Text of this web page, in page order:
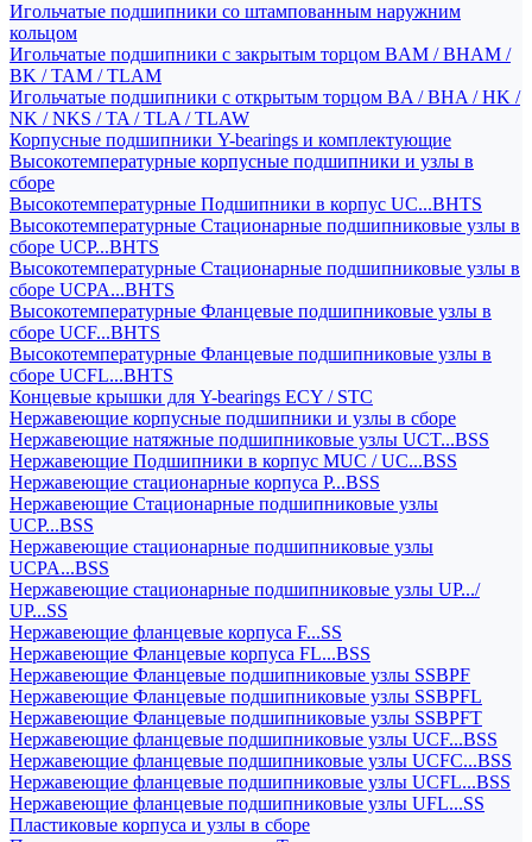
Игольчатые подшипники со штампованным наружним
кольцом
Игольчатые подшипники с закрытым торцом BAM / BHAM /
BK / TAM / TLAM
Игольчатые подшипники с открытым торцом BA / BHA / HK /
NK / NKS / TA / TLA / TLAW
Корпусные подшипники Y-bearings и комплектующие
Высокотемпературные корпусные подшипники и узлы в
сборе
Высокотемпературные Подшипники в корпус UC...BHTS
Высокотемпературные Стационарные подшипниковые узлы в
сборе UCP...BHTS
Высокотемпературные Стационарные подшипниковые узлы в
сборе UCPA...BHTS
Высокотемпературные Фланцевые подшипниковые узлы в
сборе UCF...BHTS
Высокотемпературные Фланцевые подшипниковые узлы в
сборе UCFL...BHTS
Концевые крышки для Y-bearings ECY / STC
Нержавеющие корпусные подшипники и узлы в сборе
Нержавеющие натяжные подшипниковые узлы UCT...BSS
Нержавеющие Подшипники в корпус MUC / UC...BSS
Нержавеющие стационарные корпуса P...BSS
Нержавеющие Стационарные подшипниковые узлы
UCP...BSS
Нержавеющие стационарные подшипниковые узлы
UCPA...BSS
Нержавеющие стационарные подшипниковые узлы UP.../
UP...SS
Нержавеющие фланцевые корпуса F...SS
Нержавеющие Фланцевые корпуса FL...BSS
Нержавеющие Фланцевые подшипниковые узлы SSBPF
Нержавеющие Фланцевые подшипниковые узлы SSBPFL
Нержавеющие Фланцевые подшипниковые узлы SSBPFT
Нержавеющие фланцевые подшипниковые узлы UCF...BSS
Нержавеющие фланцевые подшипниковые узлы UCFC...BSS
Нержавеющие фланцевые подшипниковые узлы UCFL...BSS
Нержавеющие фланцевые подшипниковые узлы UFL...SS
Пластиковые корпуса и узлы в сборе